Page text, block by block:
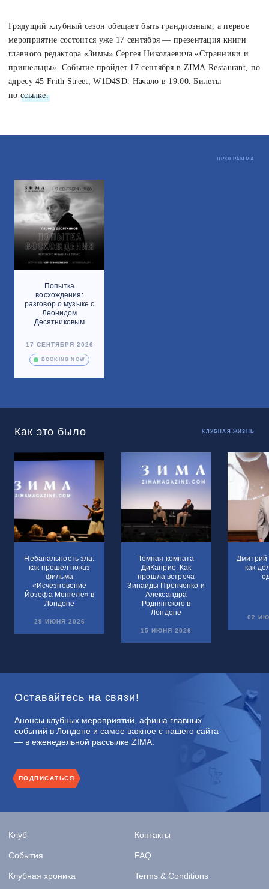
Грядущий клубный сезон обещает быть грандиозным, а первое
мероприятие состоится уже 17 сентября — презентация книги
главного редактора «Зимы» Сергея Николаевича «Странники и
пришельцы». Событие пройдет 17 сентября в ZIMA Restaurant, по
адресу 45 Frith Street, W1D4SD. Начало в 19:00. Билеты
по ссылке.
ПРОГРАММА
Попытка
восхождения:
разговор о музыке с
Леонидом
Десятниковым
17 СЕНТЯБРЯ 2026
BOOKING NOW
Как это было КЛУБНАЯ ЖИЗНЬ
Небанальность зла:
как прошел показ
фильма
«Исчезновение
Йозефа Менгеле» в
Лондоне
29 ИЮНЯ 2026
Темная комната
ДиКаприо. Как
прошла встреча
Зинаиды Пронченко и
Александра
Роднянского в
Лондоне
15 ИЮНЯ 2026
Дмитрий
как
02
Оставайтесь на связи!
Анонсы клубных мероприятий, афиша главных
событий в Лондоне и самое важное с нашего сайта
— в еженедельной рассылке ZIMA.
ПОДПИСАТЬСЯ
Клуб
События
Клубная хроника
Контакты
FAQ
Terms & Conditions